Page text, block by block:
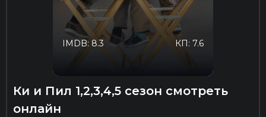
КП: 7.6
IMDB: 8.3
Ки и Пил 1,2,3,4,5 сезон смотреть
онлайн